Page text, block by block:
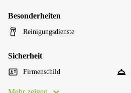
Besonderheiten
Reinigungsdienste
Sicherheit
Firmenschild